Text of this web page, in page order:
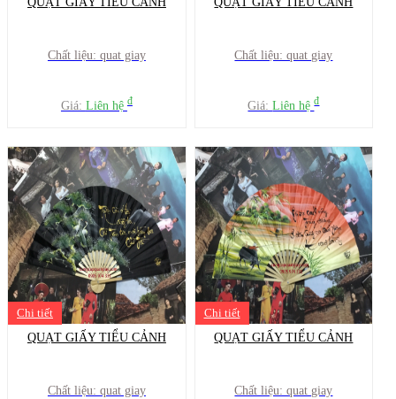
Chất liệu: quat giay
Giá: Liên hệ đ
Chất liệu: quat giay
Giá:Liên hệđ
Chi tiết
QUẠT GIẤY TIỂU CẢNH
Chất liệu: quat giay
Chi tiết
QUẠT GIẤY TIỂU CẢNH
Chất liệu: quat giay